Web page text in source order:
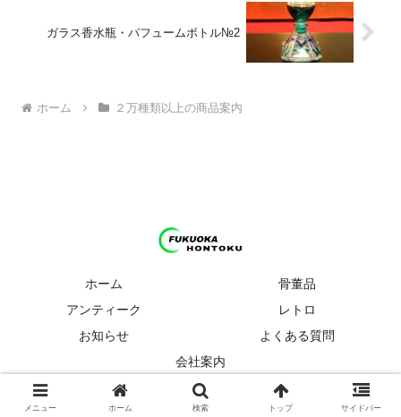
ガラス香水瓶・パフュームボトル№2
ホーム ２万種類以上の商品案内
ホーム
骨董品
アンティーク
レトロ
お知らせ
よくある質問
会社案内
© 2024 福岡 骨董品・アンティーク・レトロ ほんとく.
メニュー ホーム 検索 トップ サイドバー